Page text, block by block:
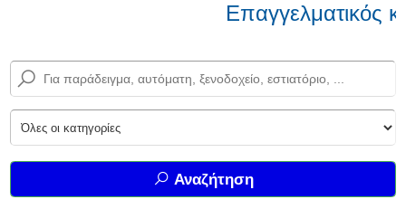
Επαγγελματικός
Αναζήτηση